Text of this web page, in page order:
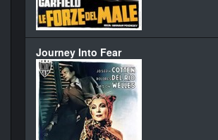
Journey Into Fear